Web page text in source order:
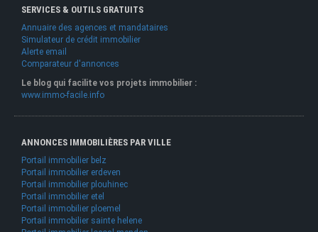
SERVICES & OUTILS GRATUITS
Annuaire des agences et mandataires
Simulateur de crédit immobilier
Alerte email
Comparateur d'annonces
Le blog qui facilite vos projets immobilier :
www.immo-facile.info
ANNONCES IMMOBILIÈRES PAR VILLE
Portail immobilier belz
Portail immobilier erdeven
Portail immobilier plouhinec
Portail immobilier etel
Portail immobilier ploemel
Portail immobilier sainte helene